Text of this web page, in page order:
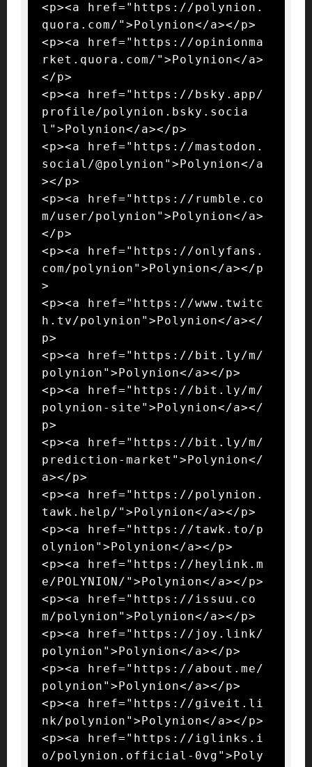
<p><a href="https://polynion.
quora.com/">Polynion</a></p>
<p><a href="https://opinionma
rket.quora.com/">Polynion</a>
</p>
<p><a href="https://bsky.app/
profile/polynion.bsky.socia
l">Polynion</a></p>
<p><a href="https://mastodon.
social/@polynion">Polynion</a
></p>
<p><a href="https://rumble.co
m/user/polynion">Polynion</a>
</p>
<p><a href="https://onlyfans.
com/polynion">Polynion</a></p
>
<p><a href="https://www.twitc
h.tv/polynion">Polynion</a></
p>
<p><a href="https://bit.ly/m/
polynion">Polynion</a></p>
<p><a href="https://bit.ly/m/
polynion-site">Polynion</a></
p>
<p><a href="https://bit.ly/m/
prediction-market">Polynion</
a></p>
<p><a href="https://polynion.
tawk.help/">Polynion</a></p>
<p><a href="https://tawk.to/p
olynion">Polynion</a></p>
<p><a href="https://heylink.m
e/POLYNION/">Polynion</a></p>
<p><a href="https://issuu.co
m/polynion">Polynion</a></p>
<p><a href="https://joy.link/
polynion">Polynion</a></p>
<p><a href="https://about.me/
polynion">Polynion</a></p>
<p><a href="https://giveit.li
nk/polynion">Polynion</a></p>
<p><a href="https://iglinks.i
o/polynion.official-0vg">Poly